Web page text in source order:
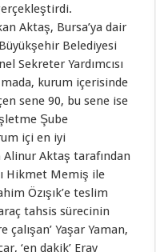
Aktaş, Bursa’ya dair
Belediyesi
Sekreter Yardımcısı
kurum içerisinde
sene 90, bu sene ise
Şube
içi en iyi
Alinur Aktaş tarafından
Hikmet Memiş ile
Özışık’e teslim
tahsis sürecinin
çalışan’ Yaşar Yaman,
‘en dakik’ Eray